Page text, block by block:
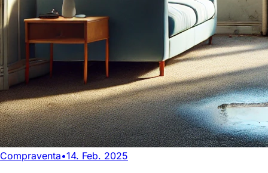
Compraventa•14. Feb. 2025